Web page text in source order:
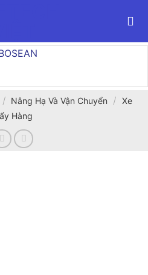
/ Nâng Hạ Và Vận Chuyển / Xe
Hàng